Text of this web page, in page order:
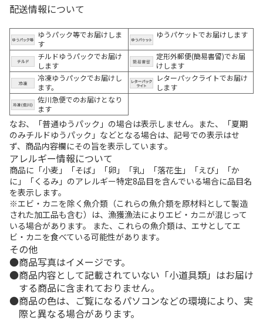
配送情報について
ゆうパック等でお届けしま
す
ゆうパケットでお届けします
チルドゆうパックでお届け
します
定形外郵便(簡易書留)でお届
けします
冷凍ゆうパックでお届けし
ます。
レターパックライトでお届け
します
佐川急便でのお届けとなり
ます
なお、「普通ゆうパック」の場合は表示しません。また、「夏期
のみチルドゆうパック」などとなる場合は、記号での表示はせ
ず、商品内容欄にその旨を表示しています。
アレルギー情報について
商品に「小麦」「そば」「卵」「乳」「落花生」「えび」「か
に」「くるみ」のアレルギー特定8品目を含んでいる場合に品目名
を表示します。
※エビ・カニを除く魚介類（これらの魚介類を原材料として製造
された加工品も含む）は、漁獲漁法によりエビ・カニが混じって
いる場合があります。 また、これらの魚介類は、エサとしてエ
ビ・カニを食べている可能性があります。
その他
商品写真はイメージです。
商品内容として記載されていない「小道具類」はお届け
する商品に含まれておりません。
商品の色は、ご覧になるパソコンなどの環境により、実
際と異なる場合があります。